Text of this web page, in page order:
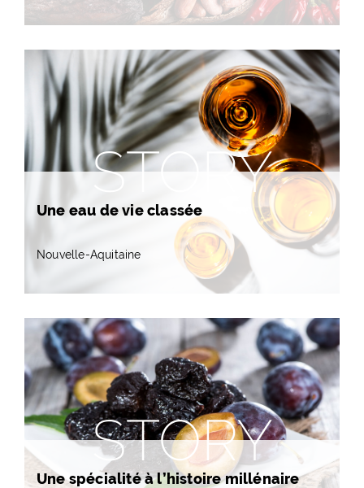
STORY
Une eau de vie classée
Nouvelle-Aquitaine
STORY
Une spécialité à l’histoire millénaire